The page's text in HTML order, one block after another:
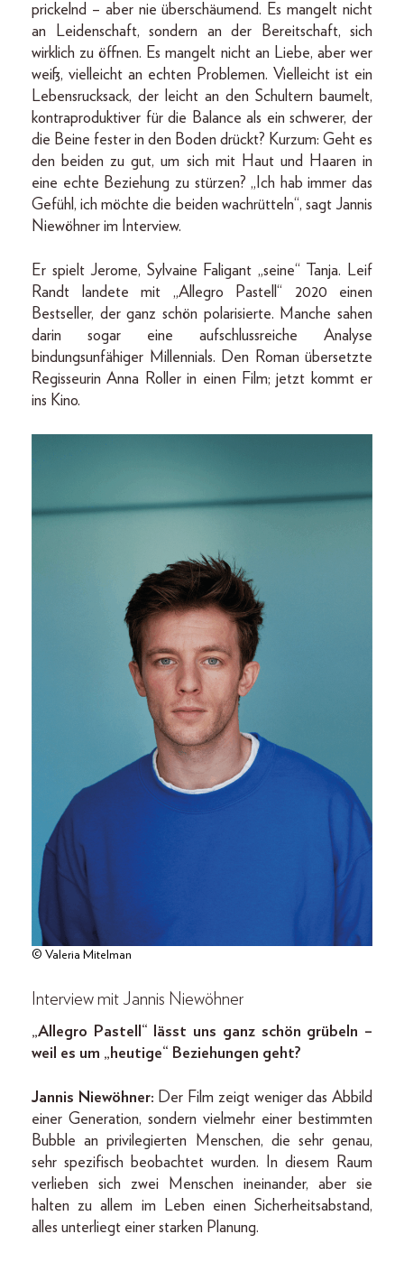
prickelnd – aber nie überschäumend. Es mangelt nicht
an Leidenschaft, sondern an der Bereitschaft, sich
wirklich zu öffnen. Es mangelt nicht an Liebe, aber wer
weiß, vielleicht an echten Problemen. Vielleicht ist ein
Lebensrucksack, der leicht an den Schultern baumelt,
kontraproduktiver für die Balance als ein schwerer, der
die Beine fester in den Boden drückt? Kurzum: Geht es
den beiden zu gut, um sich mit Haut und Haaren in
eine echte Beziehung zu stürzen? „Ich hab immer das
Gefühl, ich möchte die beiden wachrütteln“, sagt Jannis
Niewöhner im Interview.
Er spielt Jerome, Sylvaine Faligant „seine“ Tanja. Leif
Randt landete mit „Allegro Pastell“ 2020 einen
Bestseller, der ganz schön polarisierte. Manche sahen
darin sogar eine aufschlussreiche Analyse
bindungsunfähiger Millennials. Den Roman übersetzte
Regisseurin Anna Roller in einen Film; jetzt kommt er
ins Kino.
© Valeria Mitelman
Interview mit Jannis Niewöhner
„Allegro Pastell“ lässt uns ganz schön grübeln –
weil es um „heutige“ Beziehungen geht?
Jannis Niewöhner: Der Film zeigt weniger das Abbild
einer Generation, sondern vielmehr einer bestimmten
Bubble an privilegierten Menschen, die sehr genau,
sehr spezifisch beobachtet wurden. In diesem Raum
verlieben sich zwei Menschen ineinander, aber sie
halten zu allem im Leben einen Sicherheitsabstand,
alles unterliegt einer starken Planung.